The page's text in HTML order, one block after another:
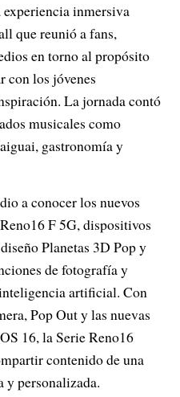
inmersiva
que reunió a fans,
en torno al propósito
con los jóvenes
La jornada contó
musicales como
gastronomía y
a conocer los nuevos
F 5G, dispositivos
Planetas 3D Pop y
de fotografía y
artificial. Con
Pop Out y las nuevas
16, la Serie Reno16
contenido de una
personalizada.